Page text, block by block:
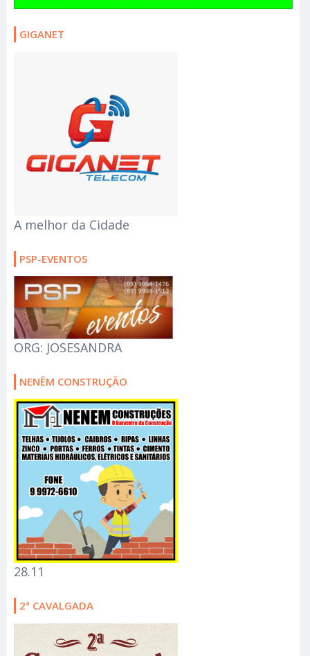
GIGANET
A melhor da Cidade
PSP-EVENTOS
ORG: JOSESANDRA
NENÊM CONSTRUÇÃO
28.11
2ª CAVALGADA